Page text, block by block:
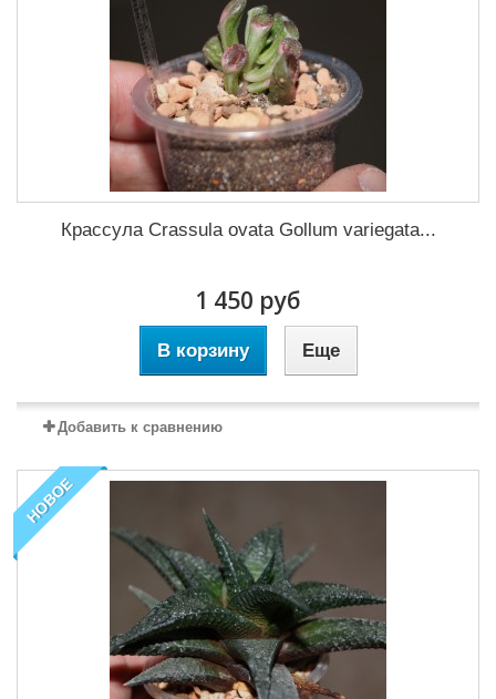
Крассула Crassula ovata Gollum variegata...
1 450 руб
В корзину Еще
Добавить к сравнению
НОВОЕ